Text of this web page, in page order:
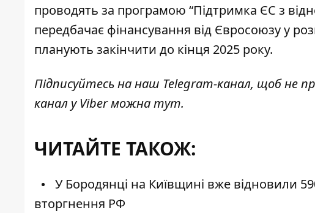
проводять за програмою “Підтримка ЄС з
передбачає фінансування від Євросоюзу у
планують закінчити до кінця 2025 року.
Підписуйтесь на наш Telegram-канал, щоб не
канал у Viber можнатут.
ЧИТАЙТЕ ТАКОЖ:
У Бородянці на Київщині вже відновили
вторгнення РФ